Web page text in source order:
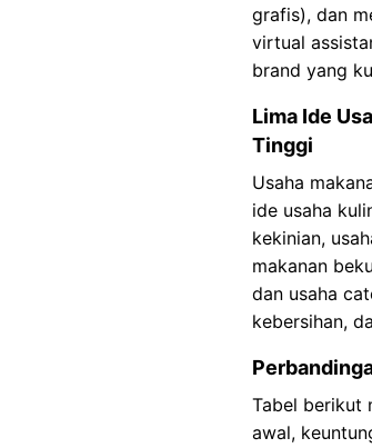
grafis), dan
virtual
brand yang
Lima Ide
Tinggi
Usaha
ide usaha
kekinian,
makanan
dan usaha
kebersihan,
Tabel berikut
awal,